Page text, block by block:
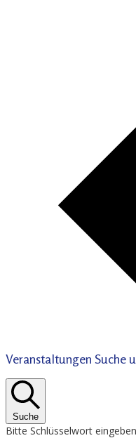
Veranstaltungen Suche
Suche
Bitte Schlüsselwort